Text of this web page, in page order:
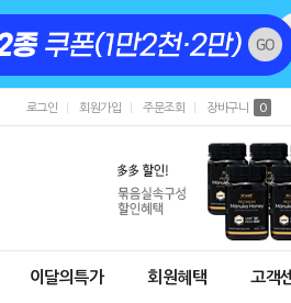
로그인 회원가입 주문조회 장바구니 0
이달의특가 회원혜택 고객